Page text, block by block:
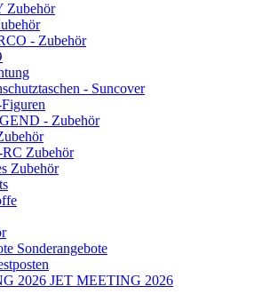
Zubehör
- Zubehör
- Suncover
- Zubehör
Zubehör
Zubehör
Sonderangebote
2026 JET MEETING 2026